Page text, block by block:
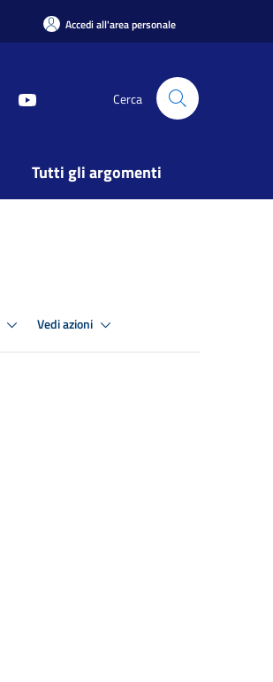
Accedi all'area personale
Cerca
Tutti gli argomenti
Vedi azioni